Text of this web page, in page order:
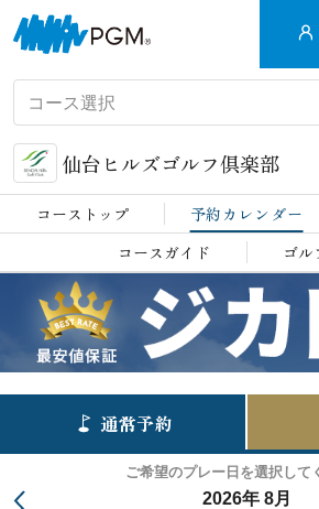
仙台ヒルズゴルフ倶楽部
コーストップ 予約カレンダー
コースガイド
ゴル
通常予約
ご希望のプレー日を選択して
2026年 8月